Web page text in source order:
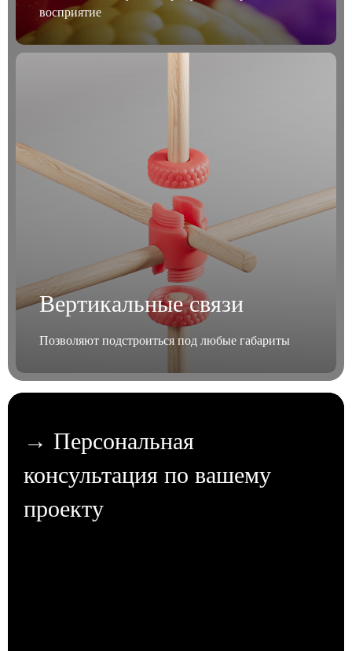
восприятие
Вертикальные связи
Позволяют подстроиться под любые габариты
→ Персональная
консультация по вашему
проекту